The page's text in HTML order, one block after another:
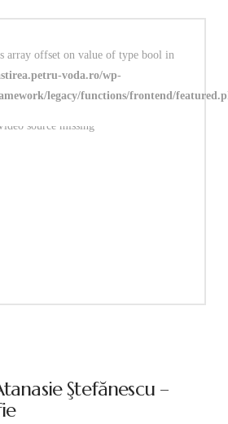
array offset on value of type bool in
voda.ro/wp-
legacy/functions/frontend/
Video source missing
Ştefănescu –